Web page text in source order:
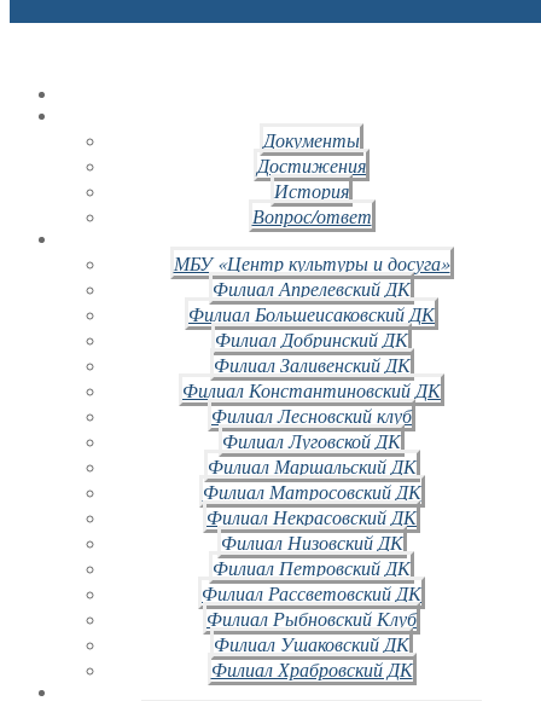
Документы
Достижения
История
Вопрос/ответ
МБУ «Центр культуры и досуга»
Филиал Апрелевский ДК
Филиал Большеисаковский ДК
Филиал Добринский ДК
Филиал Заливенский ДК
Филиал Константиновский ДК
Филиал Лесновский клуб
Филиал Луговской ДК
Филиал Маршальский ДК
Филиал Матросовский ДК
Филиал Некрасовский ДК
Филиал Низовский ДК
Филиал Петровский ДК
Филиал Рассветовский ДК
Филиал Рыбновский Клуб
Филиал Ушаковский ДК
Филиал Храбровский ДК